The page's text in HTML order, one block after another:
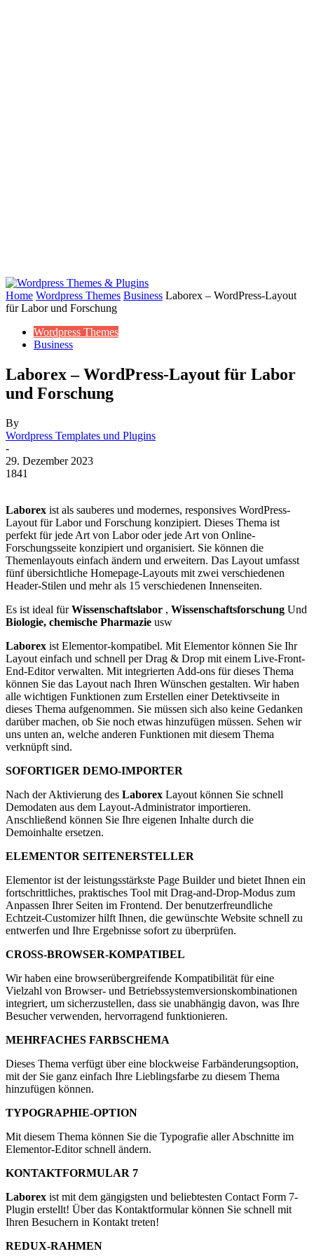
Home Wordpress Themes Business Laborex – WordPress-Layout
für Labor und Forschung
Wordpress Themes
Business
Laborex – WordPress-Layout für Labor
und Forschung
By
Wordpress Templates und Plugins
-
29. Dezember 2023
1841
Laborex ist als sauberes und modernes, responsives WordPress-
Layout für Labor und Forschung konzipiert. Dieses Thema ist
perfekt für jede Art von Labor oder jede Art von Online-
Forschungsseite konzipiert und organisiert. Sie können die
Themenlayouts einfach ändern und erweitern. Das Layout umfasst
fünf übersichtliche Homepage-Layouts mit zwei verschiedenen
Header-Stilen und mehr als 15 verschiedenen Innenseiten.
Es ist ideal fürWissenschaftslabor , Wissenschaftsforschung Und
Biologie, chemische Pharmazie usw
Laborex ist Elementor-kompatibel. Mit Elementor können Sie Ihr
Layout einfach und schnell per Drag & Drop mit einem Live-Front-
End-Editor verwalten. Mit integrierten Add-ons für dieses Thema
können Sie das Layout nach Ihren Wünschen gestalten. Wir haben
alle wichtigen Funktionen zum Erstellen einer Detektivseite in
dieses Thema aufgenommen. Sie müssen sich also keine Gedanken
darüber machen, ob Sie noch etwas hinzufügen müssen. Sehen wir
uns unten an, welche anderen Funktionen mit diesem Thema
verknüpft sind.
SOFORTIGER DEMO-IMPORTER
Nach der Aktivierung des Laborex Layout können Sie schnell
Demodaten aus dem Layout-Administrator importieren.
Anschließend können Sie Ihre eigenen Inhalte durch die
Demoinhalte ersetzen.
ELEMENTOR SEITENERSTELLER
Elementor ist der leistungsstärkste Page Builder und bietet Ihnen ein
fortschrittliches, praktisches Tool mit Drag-and-Drop-Modus zum
Anpassen Ihrer Seiten im Frontend. Der benutzerfreundliche
Echtzeit-Customizer hilft Ihnen, die gewünschte Website schnell zu
entwerfen und Ihre Ergebnisse sofort zu überprüfen.
CROSS-BROWSER-KOMPATIBEL
Wir haben eine browserübergreifende Kompatibilität für eine
Vielzahl von Browser- und Betriebssystemversionskombinationen
integriert, um sicherzustellen, dass sie unabhängig davon, was Ihre
Besucher verwenden, hervorragend funktionieren.
MEHRFACHES FARBSCHEMA
Dieses Thema verfügt über eine blockweise Farbänderungsoption,
mit der Sie ganz einfach Ihre Lieblingsfarbe zu diesem Thema
hinzufügen können.
TYPOGRAPHIE-OPTION
Mit diesem Thema können Sie die Typografie aller Abschnitte im
Elementor-Editor schnell ändern.
KONTAKTFORMULAR 7
Laborex ist mit dem gängigsten und beliebtesten Contact Form 7-
Plugin erstellt! Über das Kontaktformular können Sie schnell mit
Ihren Besuchern in Kontakt treten!
REDUX-RAHMEN